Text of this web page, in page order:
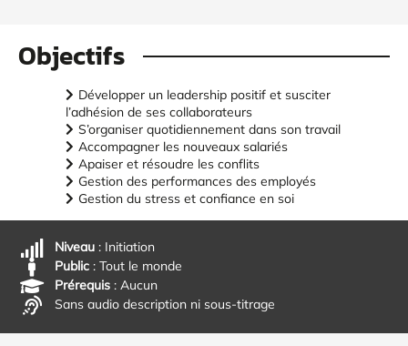
Objectifs
Développer un leadership positif et susciter
l’adhésion de ses collaborateurs
S’organiser quotidiennement dans son travail
Accompagner les nouveaux salariés
Apaiser et résoudre les conflits
Gestion des performances des employés
Gestion du stress et confiance en soi
Niveau : Initiation
Public : Tout le monde
Prérequis : Aucun
Sans audio description ni sous-titrage